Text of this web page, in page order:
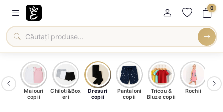
0
Maiouri
copii
Chiloti&Box
eri
Dresuri
copii
Pantaloni
copii
Tricou &
Bluze copii
Rochii